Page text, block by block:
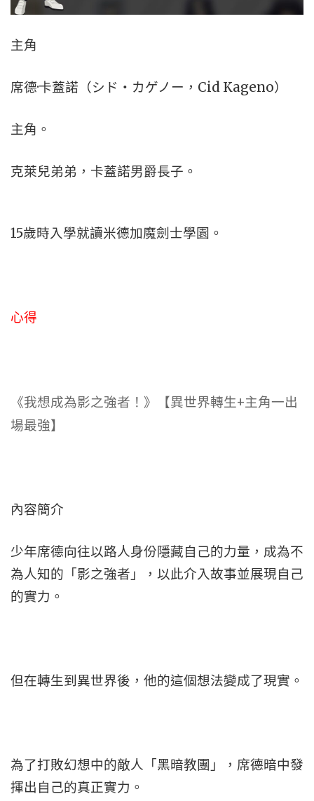
主角
席德·卡蓋諾（シド・カゲノー，Cid Kageno）
主角。
克萊兒弟弟，卡蓋諾男爵長子。
15歲時入學就讀米德加魔劍士學園。
心得
《我想成為影之強者！》【異世界轉生+主角一出
場最強】
內容簡介
少年席德向往以路人身份隱藏自己的力量，成為不
為人知的「影之強者」，以此介入故事並展現自己
的實力。
但在轉生到異世界後，他的這個想法變成了現實。
為了打敗幻想中的敵人「黑暗教團」，席德暗中發
揮出自己的真正實力。